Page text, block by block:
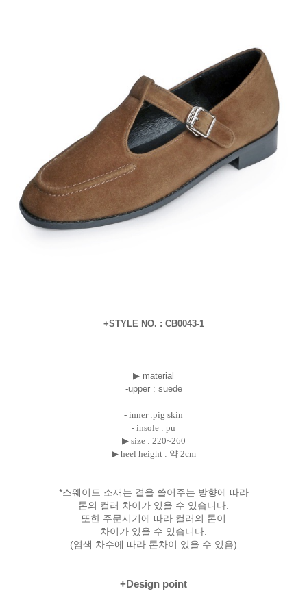
+STYLE NO. : CB0043-1
▶ material
-upper : suede
- inner :pig skin
- insole : pu
▶ size : 220~260
▶ heel height : 약 2cm
*스웨이드 소재는 결을 쓸어주는 방향에 따라
톤의 컬러 차이가 있을 수 있습니다.
또한 주문시기에 따라 컬러의 톤이
차이가 있을 수 있습니다.
(염색 차수에 따라 톤차이 있을 수 있음)
+Design point